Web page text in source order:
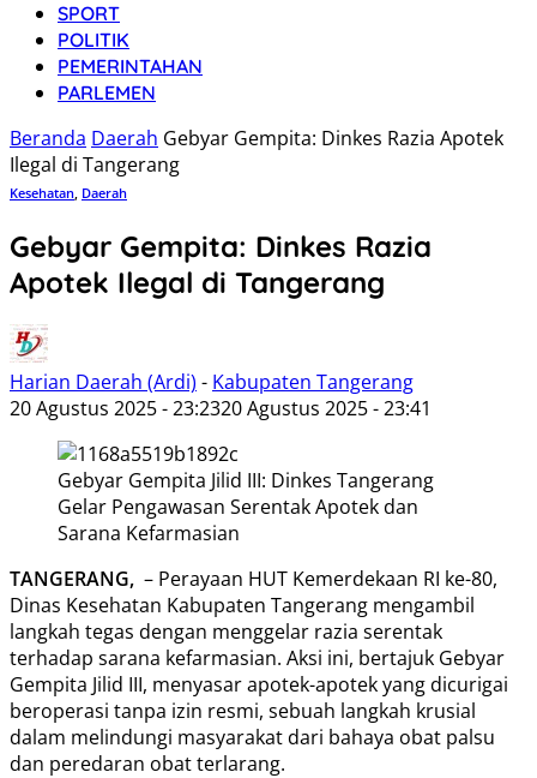
SPORT
POLITIK
PEMERINTAHAN
PARLEMEN
Beranda Daerah Gebyar Gempita: Dinkes Razia Apotek
Ilegal di Tangerang
Kesehatan, Daerah
Gebyar Gempita: Dinkes Razia
Apotek Ilegal di Tangerang
Harian Daerah (Ardi) - Kabupaten Tangerang
20 Agustus 2025 - 23:2320 Agustus 2025 - 23:41
Gebyar Gempita Jilid III: Dinkes Tangerang
Gelar Pengawasan Serentak Apotek dan
Sarana Kefarmasian
TANGERANG, – Perayaan HUT Kemerdekaan RI ke-80,
Dinas Kesehatan Kabupaten Tangerang mengambil
langkah tegas dengan menggelar razia serentak
terhadap sarana kefarmasian. Aksi ini, bertajuk Gebyar
Gempita Jilid III, menyasar apotek-apotek yang dicurigai
beroperasi tanpa izin resmi, sebuah langkah krusial
dalam melindungi masyarakat dari bahaya obat palsu
dan peredaran obat terlarang.